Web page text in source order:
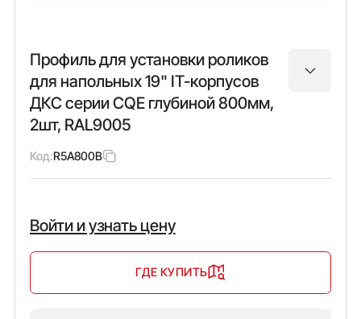
Профиль для установки роликов
для напольных 19" IT-корпусов
ДКС серии CQE глубиной 800мм,
2шт, RAL9005
Код:R5A800B
Войти и узнать цену
ГДЕ КУПИТЬ